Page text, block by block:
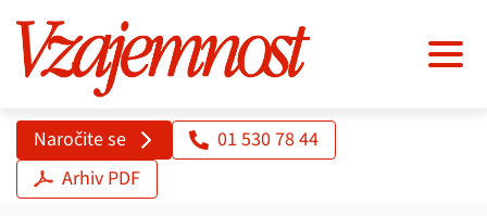
Naročite se
01 530 78 44
Arhiv PDF